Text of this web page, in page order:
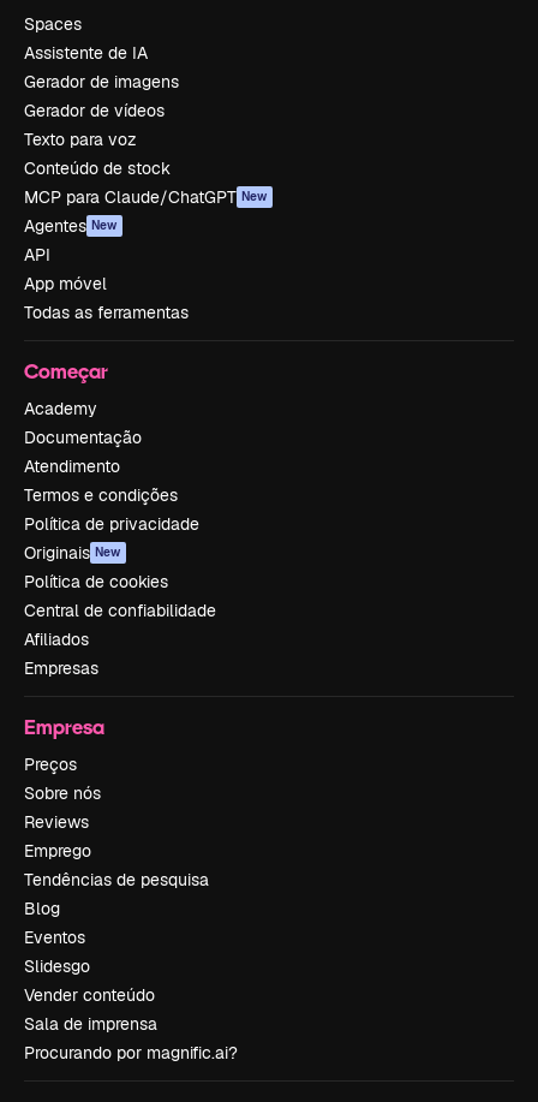
Spaces
Assistente de IA
Gerador de imagens
Gerador de vídeos
Texto para voz
Conteúdo de stock
MCP para Claude/ChatGPT New
Agentes New
API
App móvel
Todas as ferramentas
Começar
Academy
Documentação
Atendimento
Termos e condições
Política de privacidade
Originais New
Política de cookies
Central de confiabilidade
Afiliados
Empresas
Empresa
Preços
Sobre nós
Reviews
Emprego
Tendências de pesquisa
Blog
Eventos
Slidesgo
Vender conteúdo
Sala de imprensa
Procurando por magnific.ai?